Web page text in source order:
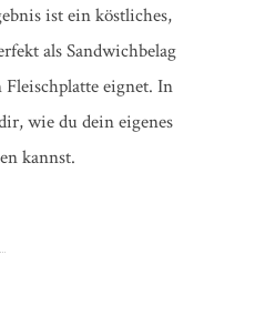
ist ein köstliches,
als Sandwichbelag
Fleischplatte eignet. In
wie du dein eigenes
kannst.